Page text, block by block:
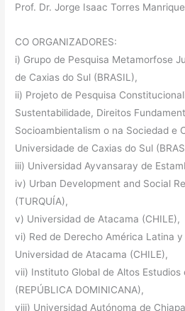
Prof. Dr. Jorge Isaac Torres Manrique
CO ORGANIZADORES:
i) Grupo de Pesquisa Metamorfose
de Caxias do Sul (BRASIL),
ii) Projeto de Pesquisa
Sustentabilidade, Direitos
Socioambientalism o na Sociedad e
Universidade de Caxias do Sul
iii) Universidad Ayvansaray de
iv) Urban Development and Social
(TURQUÍA),
v) Universidad de Atacama (CHILE),
vi) Red de Derecho América Latina y
Universidad de Atacama (CHILE),
vii) Instituto Global de Altos Estudios
(REPÚBLICA DOMINICANA),
viii) Universidad Autónoma de